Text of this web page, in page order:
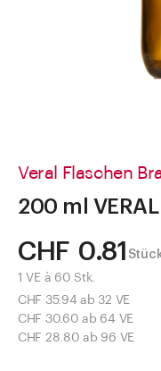
Veral Flaschen
200 ml
CHF 0.81
1 VE à 60 Stk.
CHF 35.94 ab 32 VE
CHF 30.60 ab 64 VE
CHF 28.80 ab 96 VE